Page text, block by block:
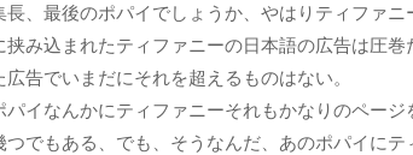
長、最後のポパイでしょうか、やはりティファ
挟み込まれたティファニーの日本語の広告は圧
広告でいまだにそれを超えるものはない。
パイなんかにティファニーそれもかなりのページ
つでもある、でも、そうなんだ、あのポパイに